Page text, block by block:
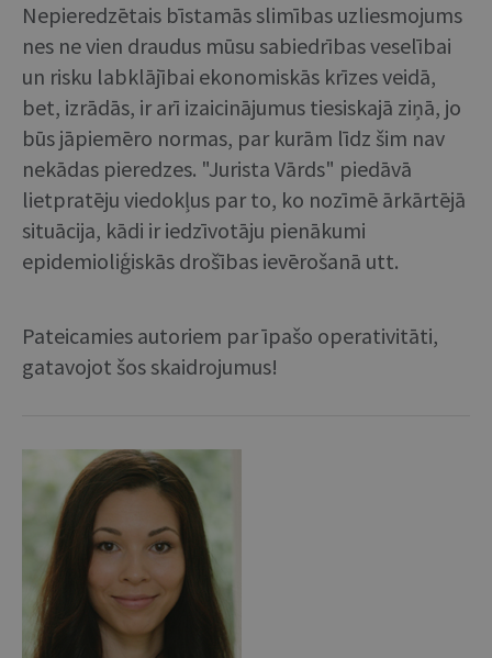
Nepieredzētais bīstamās slimības uzliesmojums
nes ne vien draudus mūsu sabiedrības veselībai
un risku labklājībai ekonomiskās krīzes veidā,
bet, izrādās, ir arī izaicinājumus tiesiskajā ziņā, jo
būs jāpiemēro normas, par kurām līdz šim nav
nekādas pieredzes. "Jurista Vārds" piedāvā
lietpratēju viedokļus par to, ko nozīmē ārkārtējā
situācija, kādi ir iedzīvotāju pienākumi
epidemioliģiskās drošības ievērošanā utt.
Pateicamies autoriem par īpašo operativitāti,
gatavojot šos skaidrojumus!